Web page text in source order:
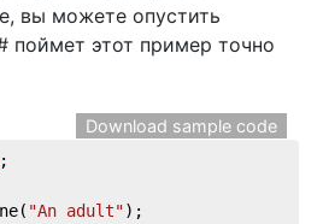
вы можете опустить
поймет этот пример точно
Download sample code
;
"An adult");